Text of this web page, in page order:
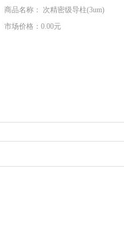
商品名称： 次精密级导柱(3um)
市场价格：0.00元